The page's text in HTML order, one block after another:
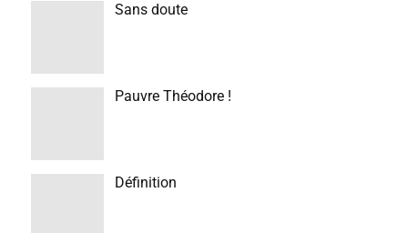
Sans doute
Pauvre Théodore !
Définition